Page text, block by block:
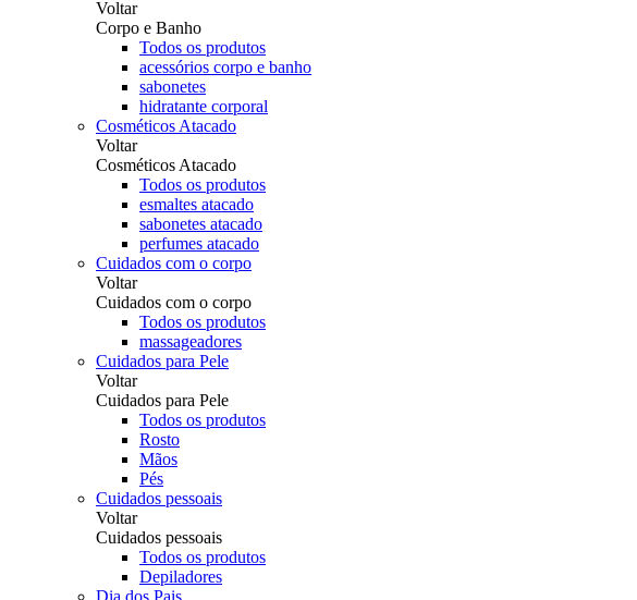
Voltar
Corpo e Banho
Todos os produtos
acessórios corpo e banho
sabonetes
hidratante corporal
Cosméticos Atacado
Voltar
Cosméticos Atacado
Todos os produtos
esmaltes atacado
sabonetes atacado
perfumes atacado
Cuidados com o corpo
Voltar
Cuidados com o corpo
Todos os produtos
massageadores
Cuidados para Pele
Voltar
Cuidados para Pele
Todos os produtos
Rosto
Mãos
Pés
Cuidados pessoais
Voltar
Cuidados pessoais
Todos os produtos
Depiladores
Dia dos Pais